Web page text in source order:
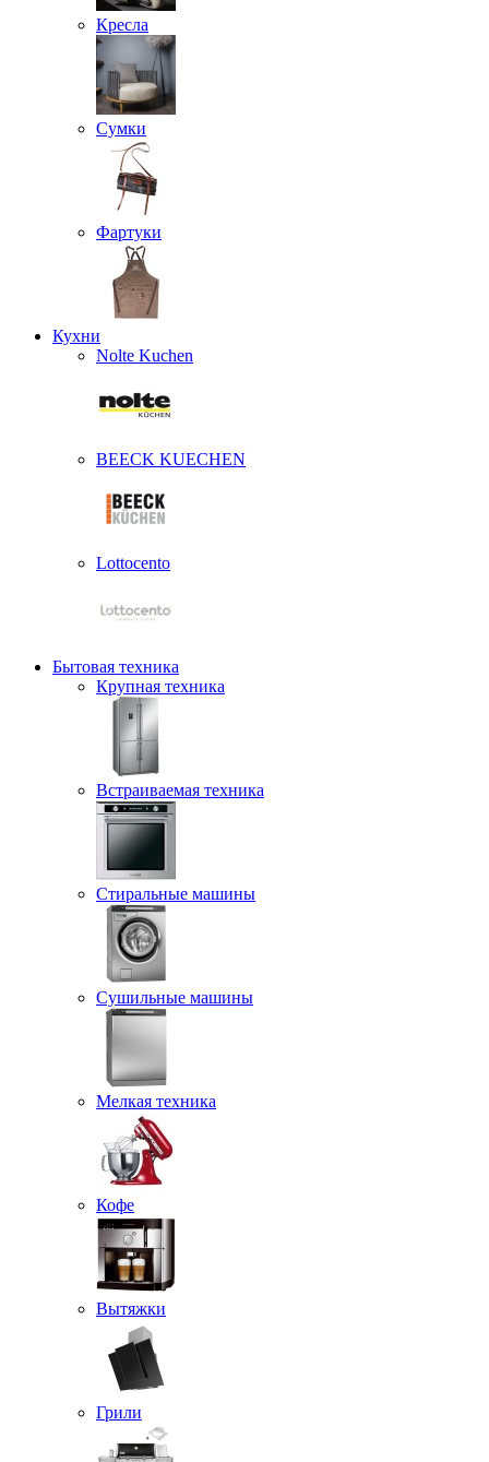
Кресла
Сумки
Фартуки
Кухни
Nolte Kuchen
BEECK KUECHEN
Lottocento
Бытовая техника
Крупная техника
Встраиваемая техника
Стиральные машины
Сушильные машины
Мелкая техника
Кофе
Вытяжки
Грили